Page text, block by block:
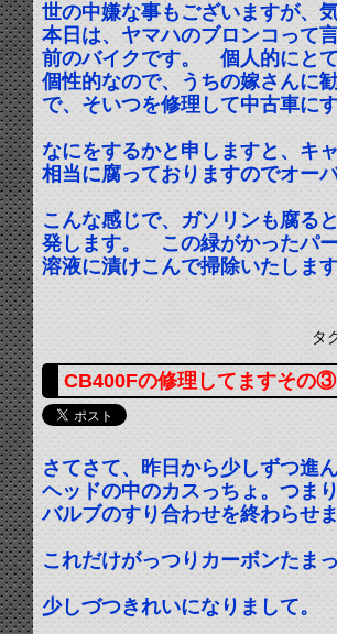
世の中嫌な事もございますが、
本日は、ヤマハのブロンコって
前のバイクです。 個人的にと
個性的なので、うちの嫁さんに
で、そいつを修理して中古車に
なにをするかと申しますと、キ
相当に腐っておりますのでオー
こんな感じで、ガソリンも腐る
発します。 この緑がかったパ
溶液に漬けこんで掃除いたしま
タ
CB400Fの修理してますその③
さてさて、昨日から少しずつ進
ヘッドの中のカスっちょ。つま
バルブのすり合わせを終わらせ
これだけがっつりカーボンたま
少しづつきれいになりまして。